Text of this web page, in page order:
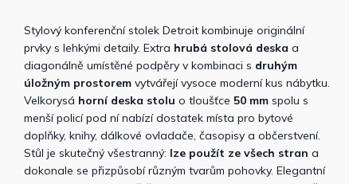
Stylový konferenční stolek Detroit kombinuje originální
prvky s lehkými detaily. Extra hrubá stolová deska a
diagonálně umístěné podpěry v kombinaci s druhým
úložným prostorem vytvářejí vysoce moderní kus nábytku.
Velkorysá horní deska stolu o tloušťce 50 mm spolu s
menší policí pod ní nabízí dostatek místa pro bytové
doplňky, knihy, dálkové ovladače, časopisy a občerstvení.
Stůl je skutečný všestranný: lze použít ze všech stran a
dokonale se přizpůsobí různým tvarům pohovky. Elegantní